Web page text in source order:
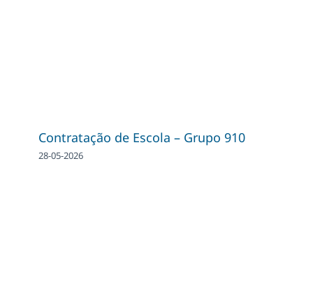
Contratação de Escola – Grupo 910
28-05-2026